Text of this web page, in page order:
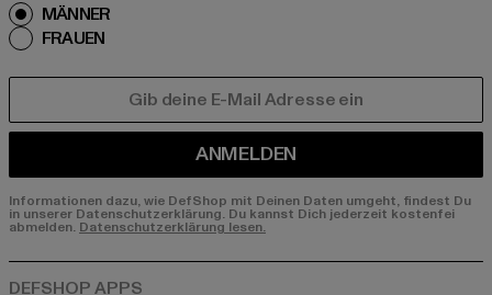
MÄNNER
FRAUEN
ANMELDEN
Informationen dazu, wie DefShop mit Deinen Daten umgeht, findest Du
in unserer Datenschutzerklärung. Du kannst Dich jederzeit kostenfei
abmelden. Datenschutzerklärung lesen.